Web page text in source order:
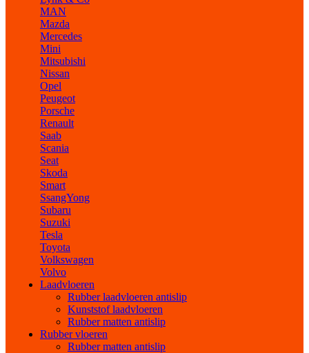
MAN
Mazda
Mercedes
Mini
Mitsubishi
Nissan
Opel
Peugeot
Porsche
Renault
Saab
Scania
Seat
Skoda
Smart
SsangYong
Subaru
Suzuki
Tesla
Toyota
Volkswagen
Volvo
Laadvloeren
Rubber laadvloeren antislip
Kunststof laadvloeren
Rubber matten antislip
Rubber vloeren
Rubber matten antislip